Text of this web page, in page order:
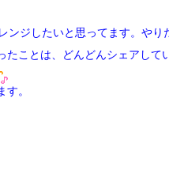
ンジしたいと思ってます。や
ことは、どんどんシェアして
。